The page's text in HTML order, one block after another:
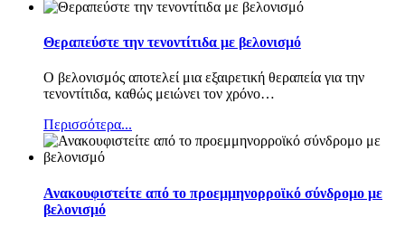
Θεραπεύστε την τενοντίτιδα με βελονισμό
Ο βελονισμός αποτελεί μια εξαιρετική θεραπεία για την
τενοντίτιδα, καθώς μειώνει τον χρόνο…
Περισσότερα...
Ανακουφιστείτε από το προεμμηνορροϊκό σύνδρομο με
βελονισμό